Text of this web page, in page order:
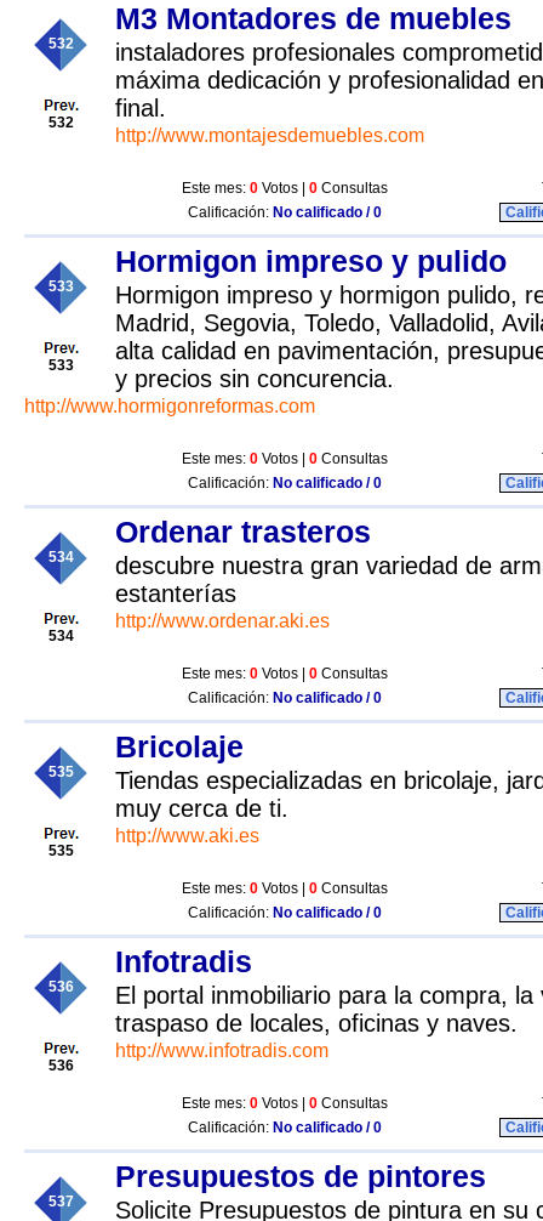
532
532
M3 Montadores de muebles
instaladores profesionales
máxima dedicación y profesionalidad
final.
http://www.montajesdemuebles.com
Este mes: 0 Votos | 0 Consultas
Calificación: No calificado / 0
533
533
Hormigon impreso y pulido
Hormigon impreso y hormigon pulido,
Madrid, Segovia, Toledo, Valladolid,
alta calidad en pavimentación,
y precios sin concurencia.
http://www.hormigonreformas.com
Este mes: 0 Votos | 0 Consultas
Calificación: No calificado / 0
534
534
Ordenar trasteros
descubre nuestra gran variedad de
estanterías
http://www.ordenar.aki.es
Este mes: 0 Votos | 0 Consultas
Calificación: No calificado / 0
535
535
Bricolaje
Tiendas especializadas en bricolaje,
muy cerca de ti.
http://www.aki.es
Este mes: 0 Votos | 0 Consultas
Calificación: No calificado / 0
536
536
Infotradis
El portal inmobiliario para la compra,
traspaso de locales, oficinas y naves.
http://www.infotradis.com
Este mes: 0 Votos | 0 Consultas
Calificación: No calificado / 0
537
Presupuestos de pintores
Solicite Presupuestos de pintura en su